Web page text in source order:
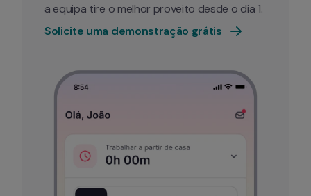
a equipa tire o melhor proveito desde o dia 1.
Solicite uma demonstração grátis